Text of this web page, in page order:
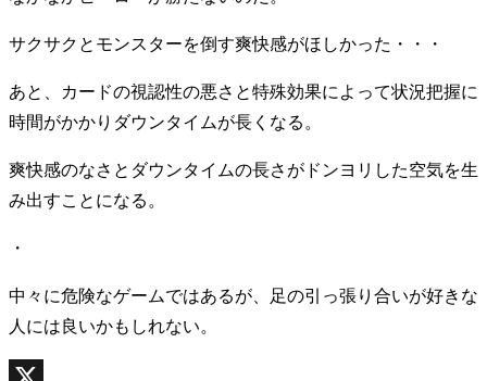
サクサクとモンスターを倒す爽快感がほしかった・・・
あと、カードの視認性の悪さと特殊効果によって状況把握に
時間がかかりダウンタイムが長くなる。
爽快感のなさとダウンタイムの長さがドンヨリした空気を生
み出すことになる。
・
中々に危険なゲームではあるが、足の引っ張り合いが好きな
人には良いかもしれない。